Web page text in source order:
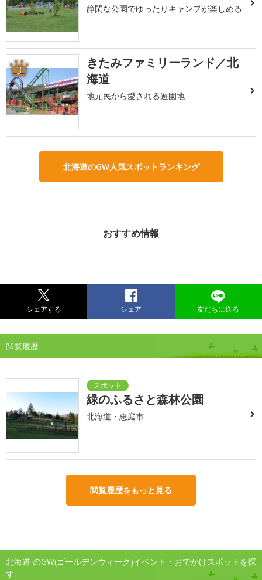
静閑な公園でゆったりキャンプが楽しめる
3
きたみファミリーランド／北
海道
地元民から愛される遊園地
北海道のGW人気スポットランキング
おすすめ情報
シェアする シェア 友だちに送る
閲覧履歴
緑のふるさと森林公園
北海道・恵庭市
閲覧履歴をもっと見る
北海道 のGW(ゴールデンウィーク)イベント・おでかけスポットを探
す